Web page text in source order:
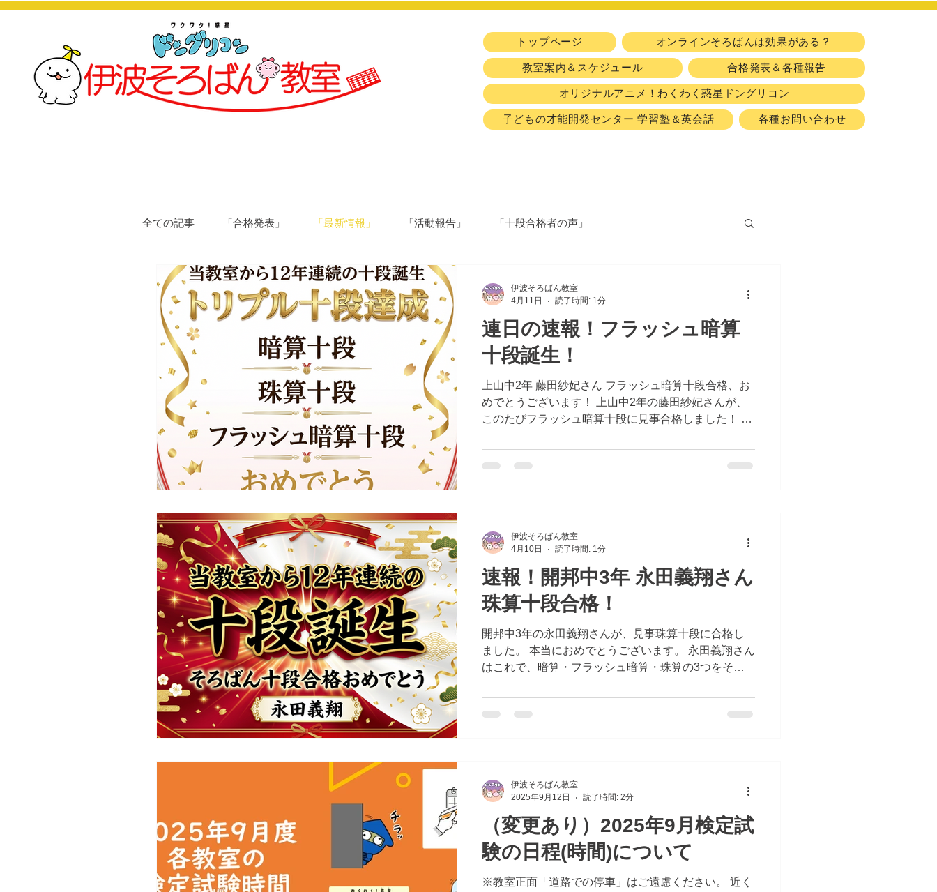
トップページ オンラインそろばんは効果がある？
教室案内＆スケジュール 合格発表＆各種報告
オリジナルアニメ！わくわく惑星ドングリコン
子どもの才能開発センター 学習塾＆英会話 各種お問い合わせ
全ての記事 「合格発表」 「最新情報」 「活動報告」 「十段合格者の声」
連日の速報！フラッシュ暗算
十段誕生！
上山中2年 藤田紗妃さん フラッシュ暗算十段合格、お
めでとうございます！ 上山中2年の藤田紗妃さんが、
このたびフラッシュ暗算十段に見事合格しました！ フ
集中力が求められるとても難しい段位です。その十段
に合格したことは、本当に素晴らしいことです。 そし
力に、心から拍手を送りたいと思います。 日々の練習
を頑張ってきた成果が、こうして大きな形になりまし
た。藤田紗妃さん、本当におめでとうございます！ こ
れからのさらなる活躍も、みんなで楽しみにしていま
す。
伊波そろばん教室
4月11日
読了時間: 1分
速報！開邦中3年 永田義翔さん
珠算十段合格！
開邦中3年の永田義翔さんが、見事珠算十段に合格し
ました。 本当におめでとうございます。 永田義翔さん
はこれで、暗算・フラッシュ暗算・珠算の3つをそろ
ツと努力を重ね、あきらめずに挑戦し続けてきたこと
が、今回の素晴らしい結果につながりました。 珠算十
なさんにとっても大きな励みになっています。 また、
ここまで温かく見守り、支えてこられた保護者の皆さ
まのご協力にも、 心より感謝申し上げます。日々の支
えがあってこそ、この立派な成果につながったことと
思います。 永田義翔さん、珠算十段合格、本当におめ
より楽しみにしています。
伊波そろばん教室
4月10日
読了時間: 1分
（変更あり）2025年9月検定試
験の日程(時間)について
※教室正面「道路での停車」はご遠慮ください。 近く
伊波そろばん教室
2025年9月12日
読了時間: 2分